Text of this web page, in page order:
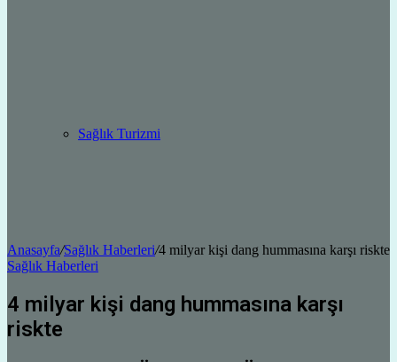
Sağlık Turizmi
Anasayfa/Sağlık Haberleri/4 milyar kişi dang hummasına karşı riskte
Sağlık Haberleri
4 milyar kişi dang hummasına karşı
riskte